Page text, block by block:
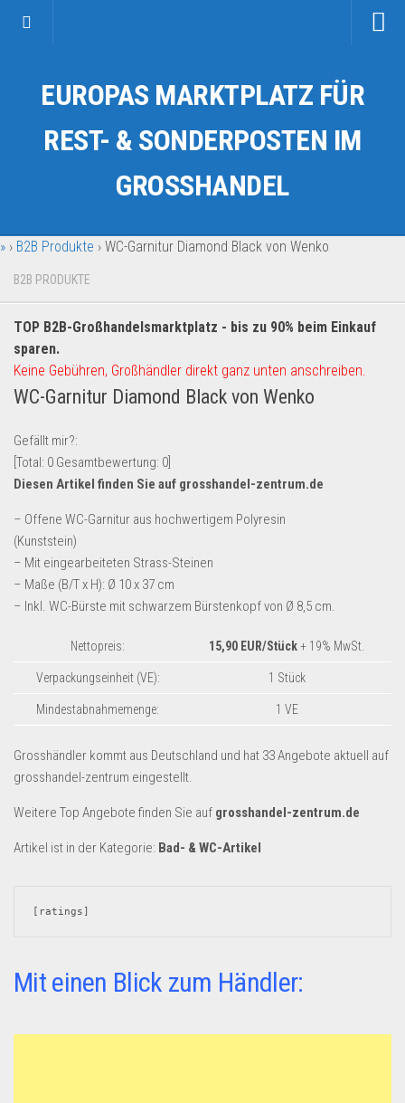
Kategorien
Auto & Motorrad
Fahrzeuge & Transport
Garten & Werkzeug
Geschäft, Büro & Schreibwaren
Geschenkartikel
Handy und Smartphone
Kosmetik & Pflege
Multimedia & Elektro
Münzen
Spielzeug & Games
Schuhe & Accessoires
Sport & Freizeit
Uhren & Schmuck
Sonderposten-Angebote
Saison & Eventprodkte
Dropshipping-Produkte
B2B Produkte
Amazon
Lidl
EUROPAS MARKTPLATZ FÜR
REST- & SONDERPOSTEN IM
GROSSHANDEL
» › B2B Produkte › WC-Garnitur Diamond Black von Wenko
B2B PRODUKTE
TOP B2B-Großhandelsmarktplatz - bis zu 90% beim Einkauf
sparen.
Keine Gebühren, Großhändler direkt ganz unten anschreiben.
WC-Garnitur Diamond Black von Wenko
Gefällt mir?:
[Total: 0 Gesamtbewertung: 0
Diesen Artikel finden Sie auf grosshandel-zentrum.de
– Offene WC-Garnitur aus hochwertigem Polyresin
(Kunststein)
– Mit eingearbeiteten Strass-Steinen
– Maße (B/T x H): Ø 10 x 37 cm
– Inkl. WC-Bürste mit schwarzem Bürstenkopf von Ø 8,5 cm.
Nettopreis: 15,90 EUR/Stück+ 19% MwSt.
Verpackungseinheit (VE): 1 Stück
Mindestabnahmemenge: 1 VE
Grosshändler kommt aus Deutschland und hat 33 Angebote aktuell auf
grosshandel-zentrum eingestellt.
Weitere Top Angebote finden Sie auf grosshandel-zentrum.de
Artikel ist in der Kategorie: Bad- & WC-Artikel
[ratings]
Mit einen Blick zum Händler: